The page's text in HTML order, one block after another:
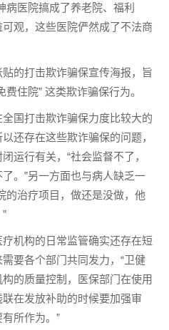
病医院搞成了养老院、福利
观，这些医院俨然成了不法商
的打击欺诈骗保宣传海报，旨
住院” 这类欺诈骗保行为。
国打击欺诈骗保力度比较大的
还存在这些欺诈骗保的问题，
运行有关，“社会监督不了，
。”另一方面也与病人缺乏一
的治疗项目，做还是没做，他
机构的日常监管确实还存在短
要各个部门共同发力，“卫健
的质量控制，医保部门在使用
在发放补助的时候要加强审
所作为。”